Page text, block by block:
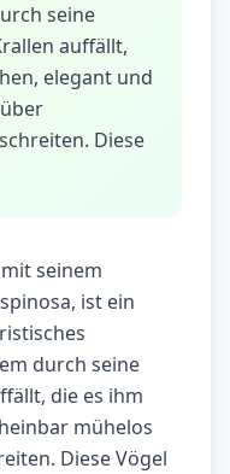
seine
auffällt,
elegant und
Diese
seinem
ist ein
durch seine
die es ihm
mühelos
Diese Vögel